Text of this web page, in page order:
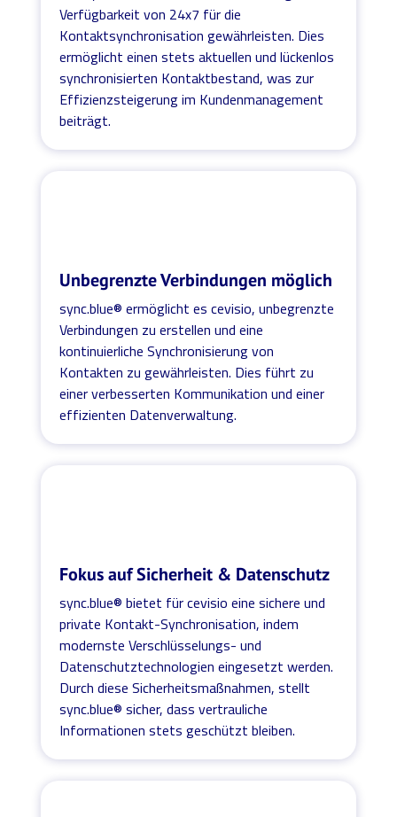
Verfügbarkeit von 24x7 für die
Kontaktsynchronisation gewährleisten. Dies
ermöglicht einen stets aktuellen und lückenlos
synchronisierten Kontaktbestand, was zur
Effizienzsteigerung im Kundenmanagement
beiträgt.
Unbegrenzte Verbindungen möglich
sync.blue® ermöglicht es cevisio, unbegrenzte
Verbindungen zu erstellen und eine
kontinuierliche Synchronisierung von
Kontakten zu gewährleisten. Dies führt zu
einer verbesserten Kommunikation und einer
effizienten Datenverwaltung.
Fokus auf Sicherheit & Datenschutz
sync.blue® bietet für cevisio eine sichere und
private Kontakt-Synchronisation, indem
modernste Verschlüsselungs- und
Datenschutztechnologien eingesetzt werden.
Durch diese Sicherheitsmaßnahmen, stellt
sync.blue® sicher, dass vertrauliche
Informationen stets geschützt bleiben.